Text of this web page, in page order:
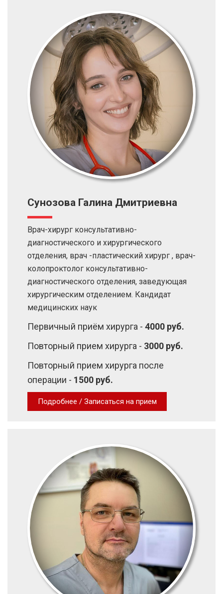
Сунозова Галина Дмитриевна
Врач-хирург консультативно-
диагностического и хирургического
отделения, врач -пластический хирург , врач-
колопроктолог консультативно-
диагностического отделения, заведующая
хирургическим отделением. Кандидат
медицинских наук
Первичный приём хирурга - 4000 руб.
Повторный прием хирурга - 3000 руб.
Повторный прием хирурга после
операции - 1500 руб.
Подробнее / Записаться на прием